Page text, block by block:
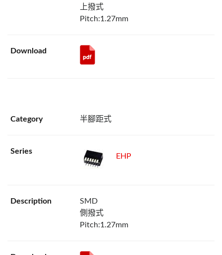
上撥式
Pitch:1.27mm
半腳距式
EHP
SMD
側撥式
Pitch:1.27mm